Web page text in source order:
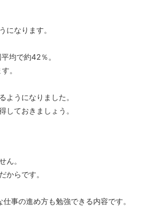
なります。
均で約42％。
。
うになりました。
しておきましょう。
ん。
からです。
事の進め方も勉強できる内容です。